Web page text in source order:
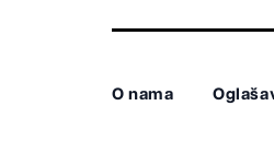
O nama